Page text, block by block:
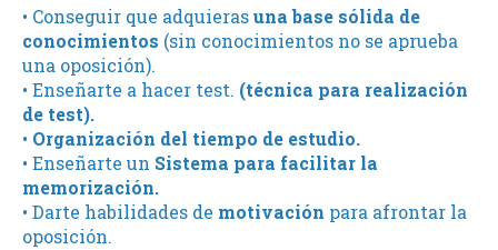
• Conseguir que adquierasuna base sólida de
conocimientos (sin conocimientos no se aprueba
una oposición).
• Enseñarte a hacer test. (técnica para realización
de test).
• Organización del tiempo de estudio.
• Enseñarte un Sistema para facilitar la
memorización.
• Darte habilidades de motivación para afrontar la
oposición.